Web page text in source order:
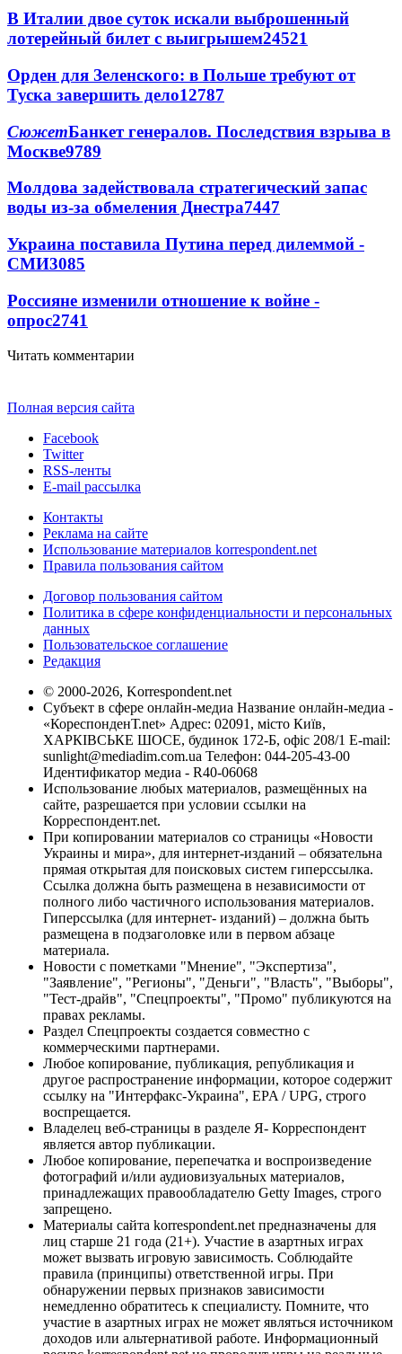
В Италии двое суток искали выброшенный
лотерейный билет с выигрышем24521
Орден для Зеленского: в Польше требуют от
Туска завершить дело12787
СюжетБанкет генералов. Последствия взрыва в
Москве9789
Молдова задействовала стратегический запас
воды из-за обмеления Днестра7447
Украина поставила Путина перед дилеммой -
СМИ3085
Россияне изменили отношение к войне -
опрос2741
Читать комментарии
Полная версия сайта
Facebook
Twitter
RSS-ленты
E-mail рассылка
Контакты
Реклама на сайте
Использование материалов korrespondent.net
Правила пользования сайтом
Договор пользования сайтом
Политика в сфере конфиденциальности и персональных
данных
Пользовательское соглашение
Редакция
© 2000-2026, Korrespondent.net
Субъект в сфере онлайн-медиа Название онлайн-медиа -
«КореспонденТ.net» Адрес: 02091, місто Київ,
ХАРКІВСЬКЕ ШОСЕ, будинок 172-Б, офіс 208/1 E-mail:
sunlight@mediadim.com.ua Телефон: 044-205-43-00
Идентификатор медиа - R40-06068
Использование любых материалов, размещённых на
сайте, разрешается при условии ссылки на
Корреспондент.net.
При копировании материалов со страницы «Новости
Украины и мира», для интернет-изданий – обязательна
прямая открытая для поисковых систем гиперссылка.
Ссылка должна быть размещена в независимости от
полного либо частичного использования материалов.
Гиперссылка (для интернет- изданий) – должна быть
размещена в подзаголовке или в первом абзаце
материала.
Новости с пометками "Мнение", "Экспертиза",
"Заявление", "Регионы", "Деньги", "Власть", "Выборы",
"Тест-драйв", "Спецпроекты", "Промо" публикуются на
правах рекламы.
Раздел Спецпроекты создается совместно с
коммерческими партнерами.
Любое копирование, публикация, републикация и
другое распространение информации, которое содержит
ссылку на "Интерфакс-Украина", EPA / UPG, строго
воспрещается.
Владелец веб-страницы в разделе Я- Корреспондент
является автор публикации.
Любое копирование, перепечатка и воспроизведение
фотографий и/или аудиовизуальных материалов,
принадлежащих правообладателю Getty Images, строго
запрещено.
Материалы сайта korrespondent.net предназначены для
лиц старше 21 года (21+). Участие в азартных играх
может вызвать игровую зависимость. Соблюдайте
правила (принципы) ответственной игры. При
обнаружении первых признаков зависимости
немедленно обратитесь к специалисту. Помните, что
участие в азартных играх не может являться источником
доходов или альтернативой работе. Информационный